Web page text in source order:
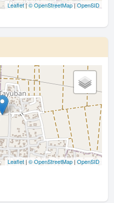
Leaflet|© OpenStreetMap | OpenSID
Leaflet | © OpenStreetMap | OpenSID